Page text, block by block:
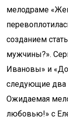
мелодраме
созданием
мужчины?».
Ивановы» и
следующие два
Ожидаемая
любовью!» с